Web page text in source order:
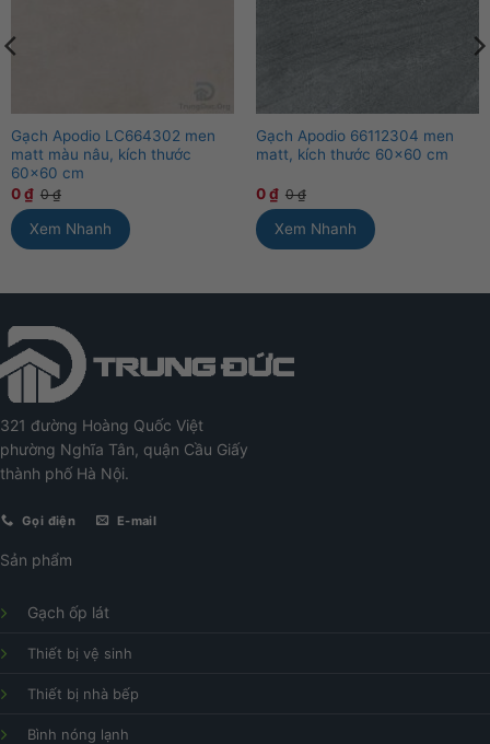
Gạch Apodio LC664302 men
matt màu nâu, kích thước
60×60 cm
0₫ 0₫
Xem Nhanh
Gạch Apodio 66112304 men
matt, kích thước 60×60 cm
0₫ 0₫
Xem Nhanh
321 đường Hoàng Quốc Việt
phường Nghĩa Tân, quận Cầu Giấy
thành phố Hà Nội.
Gọi điện E-mail
Sản phẩm
Gạch ốp lát
Thiết bị vệ sinh
Thiết bị nhà bếp
Bình nóng lạnh